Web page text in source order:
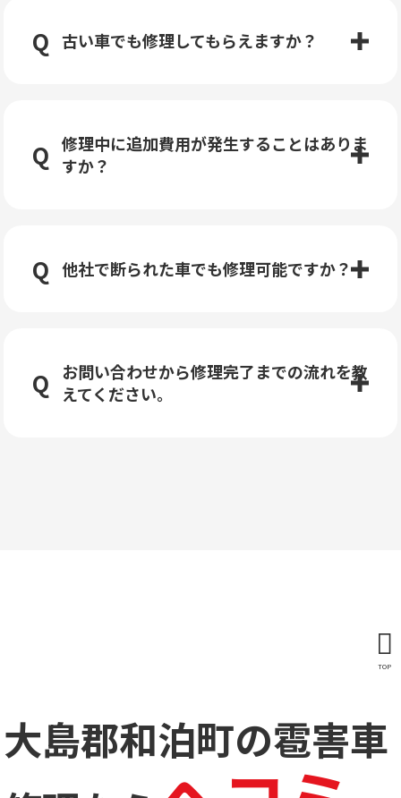
古い車でも修理してもらえますか？
修理中に追加費用が発生することはありま
すか？
他社で断られた車でも修理可能ですか？
お問い合わせから修理完了までの流れを教
えてください。
大島郡和泊町の雹害車
TOP